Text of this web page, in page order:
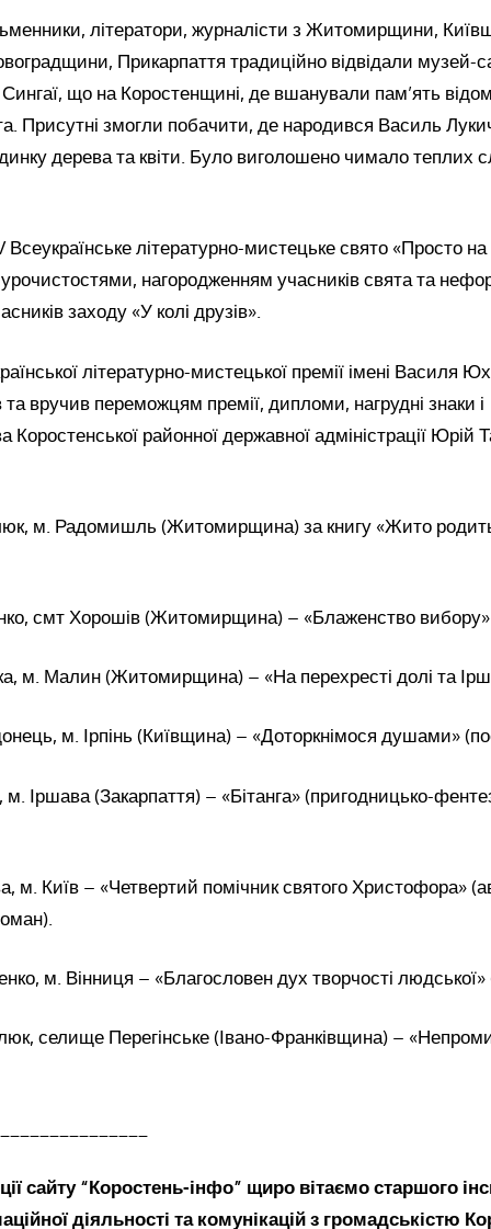
літератори, журналісти з Житомирщини,
Прикарпаття традиційно відвідали музей-
що на Коростенщині, де вшанували пам’ять
Присутні змогли побачити, де народився Василь
дерева та квіти. Було виголошено чимало теплих
літературно-мистецьке свято «Просто
нагородженням учасників свята та
заходу «У колі друзів».
літературно-мистецької премії імені Василя
та вручив переможцям премії, дипломи, нагрудні знаки і
Коростенської районної державної адміністрації
м. Радомишль (Житомирщина) за книгу «Жито
смт Хорошів (Житомирщина) – «Блаженство вибору»
м. Малин (Житомирщина) – «На перехресті долі та
м. Ірпінь (Київщина) – «Доторкнімося душами»
Іршава (Закарпаття) – «Бітанга» (пригодницько-
м. Київ – «Четвертий помічник святого Христофора»
м. Вінниця – «Благословен дух творчості людської»
селище Перегінське (Івано-Франківщина) –
сайту “Коростень-інфо” щиро вітаємостаршого
діяльності такомунікацій з громадськістю